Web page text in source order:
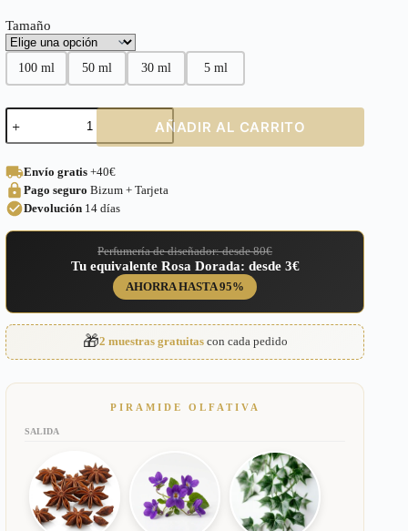
3,00€
hasta
16,95€
Tamaño
100 ml 50 ml 30 ml 5 ml
Perfume
equivalente
a
Lempicka
para
Mujer
143
AÑADIR AL CARRITO
Envío gratis +40€
Pago seguro Bizum + Tarjeta
Devolución 14 días
Perfumería de diseñador: desde 80€
Tu equivalente Rosa Dorada: desde 3€
AHORRA HASTA 95%
🎁2 muestras gratuitascon cada pedido
PIRAMIDE OLFATIVA
SALIDA